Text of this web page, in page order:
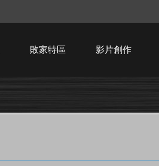
敗家特區 影片創作